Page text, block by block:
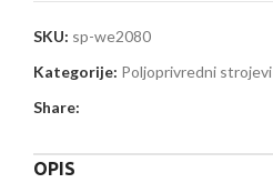
SKU: sp-we2080
Kategorije: Poljoprivredni strojevi
Share:
OPIS